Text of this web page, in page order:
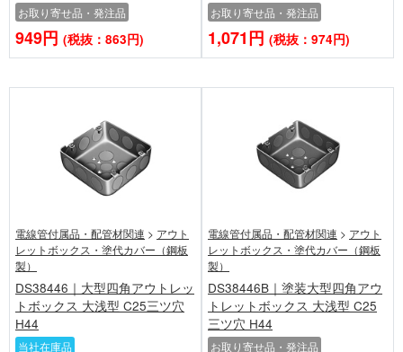
お取り寄せ品・発注品
949円 (税抜：863円)
お取り寄せ品・発注品
1,071円 (税抜：974円)
電線管付属品・配管材関連 > アウト
レットボックス・塗代カバー（鋼板
製）
DS38446｜大型四角アウトレッ
トボックス 大浅型 C25三ツ穴
H44
当社在庫品
電線管付属品・配管材関連 > アウト
レットボックス・塗代カバー（鋼板
製）
DS38446B｜塗装大型四角アウ
トレットボックス 大浅型 C25
三ツ穴 H44
お取り寄せ品・発注品